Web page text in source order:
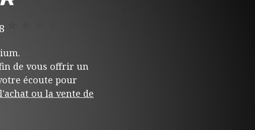
de vous offrir un
écoute pour
ou la vente de